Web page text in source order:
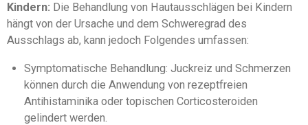
Kindern: Die Behandlung von Hautausschlägen bei Kindern
hängt von der Ursache und dem Schweregrad des
Ausschlags ab, kann jedoch Folgendes umfassen:
Symptomatische Behandlung: Juckreiz und Schmerzen
können durch die Anwendung von rezeptfreien
Antihistaminika oder topischen Corticosteroiden
gelindert werden.